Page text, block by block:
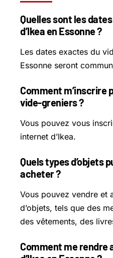
Quelles sont les
d’Ikea en Essonne ?
Les dates exactes du
Essonne seront
Comment m’inscrire
vide-greniers ?
Vous pouvez vous
internet d’Ikea.
Quels types d’objets
acheter ?
Vous pouvez vendre et
d’objets, tels que des
des vêtements, des
Comment me rendre